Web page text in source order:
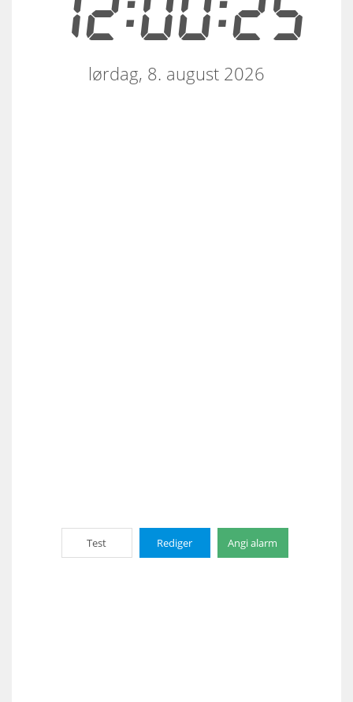
12:00:25
lørdag, 8. august 2026
Test Rediger Angi alarm